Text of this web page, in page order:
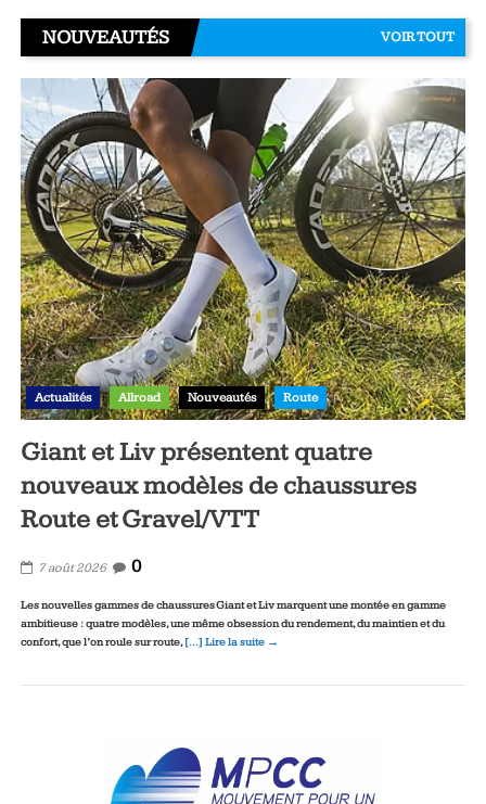
NOUVEAUTÉS VOIR TOUT
Actualités Allroad Nouveautés Route
Giant et Liv présentent quatre
nouveaux modèles de chaussures
Route et Gravel/VTT
7 août 2026 0
Les nouvelles gammes de chaussures Giant et Liv marquent une montée en gamme
ambitieuse : quatre modèles, une même obsession du rendement, du maintien et du
confort, que l’on roule sur route,[…] Lire la suite →